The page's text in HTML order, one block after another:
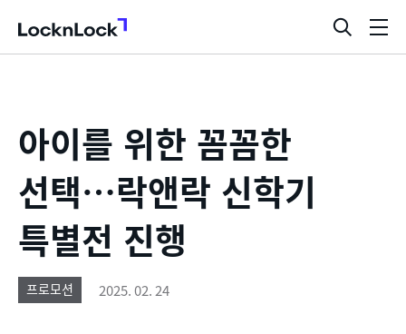
LocknLock
검
색
아이를 위한 꼼꼼한
선택…락앤락 신학기
특별전 진행
프로모션 2025. 02. 24